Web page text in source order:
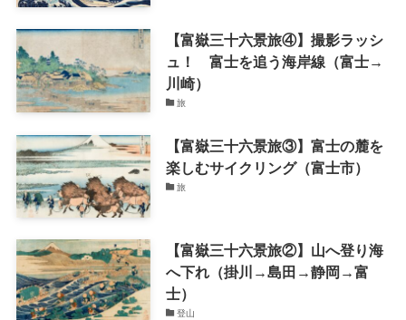
【富嶽三十六景旅④】撮影ラッシ
ュ！ 富士を追う海岸線（富士→
川崎）
旅
【富嶽三十六景旅③】富士の麓を
楽しむサイクリング（富士市）
旅
【富嶽三十六景旅②】山へ登り海
へ下れ（掛川→島田→静岡→富
士）
登山